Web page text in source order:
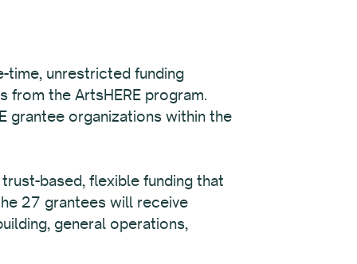
time, unrestricted funding
from the ArtsHERE program.
grantee organizations within the
based, flexible funding that
27 grantees will receive
general operations,